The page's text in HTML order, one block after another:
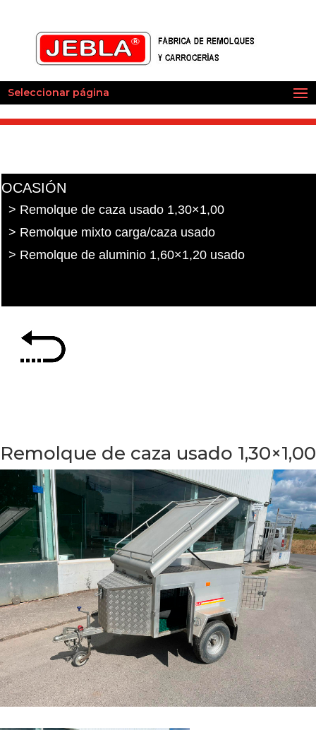
Seleccionar página
OCASIÓN
> Remolque de caza usado 1,30×1,00
> Remolque mixto carga/caza usado
> Remolque de aluminio 1,60×1,20 usado
Remolque de caza usado 1,30×1,00